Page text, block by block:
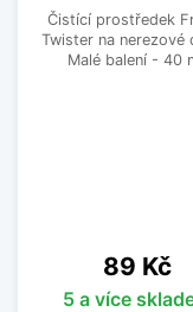
Čistící prostředek
Twister na nerezové
Malé balení - 40
Cena
89 Kč
5 a více